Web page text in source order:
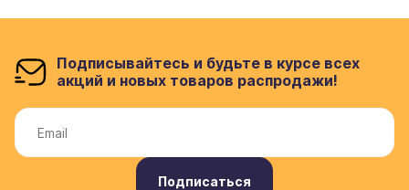
Подписывайтесь и будьте в курсе всех
акций и новых товаров распродажи!
Подписаться